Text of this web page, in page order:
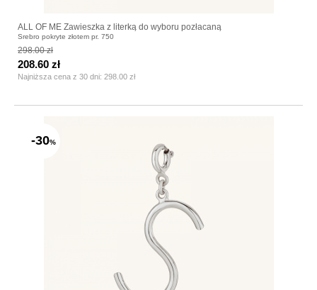
ALL OF ME Zawieszka z literką do wyboru pozłacaną
Srebro pokryte złotem pr. 750
298.00 zł
Najniższa cena z 30 dni: 298.00 zł
208.60 zł
-30%